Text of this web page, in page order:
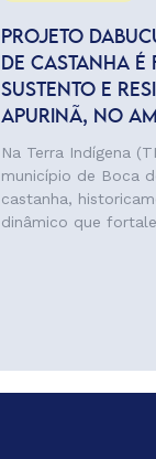
PROJETO
DE CASTANHA É
SUSTENTO E
APURINÃ, NO
Na Terra Indígena
município de Boca
castanha,
dinâmico que